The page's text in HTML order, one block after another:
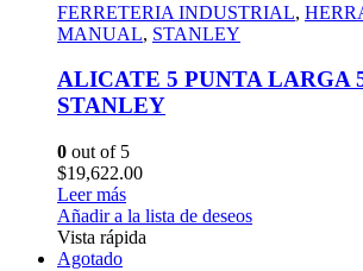
FERRETERIA INDUSTRIAL,
MANUAL, STANLEY
ALICATE 5 PUNTA LARGA
STANLEY
0 out of 5
$19,622.00
Leer más
Añadir a la lista de deseos
Vista rápida
Agotado